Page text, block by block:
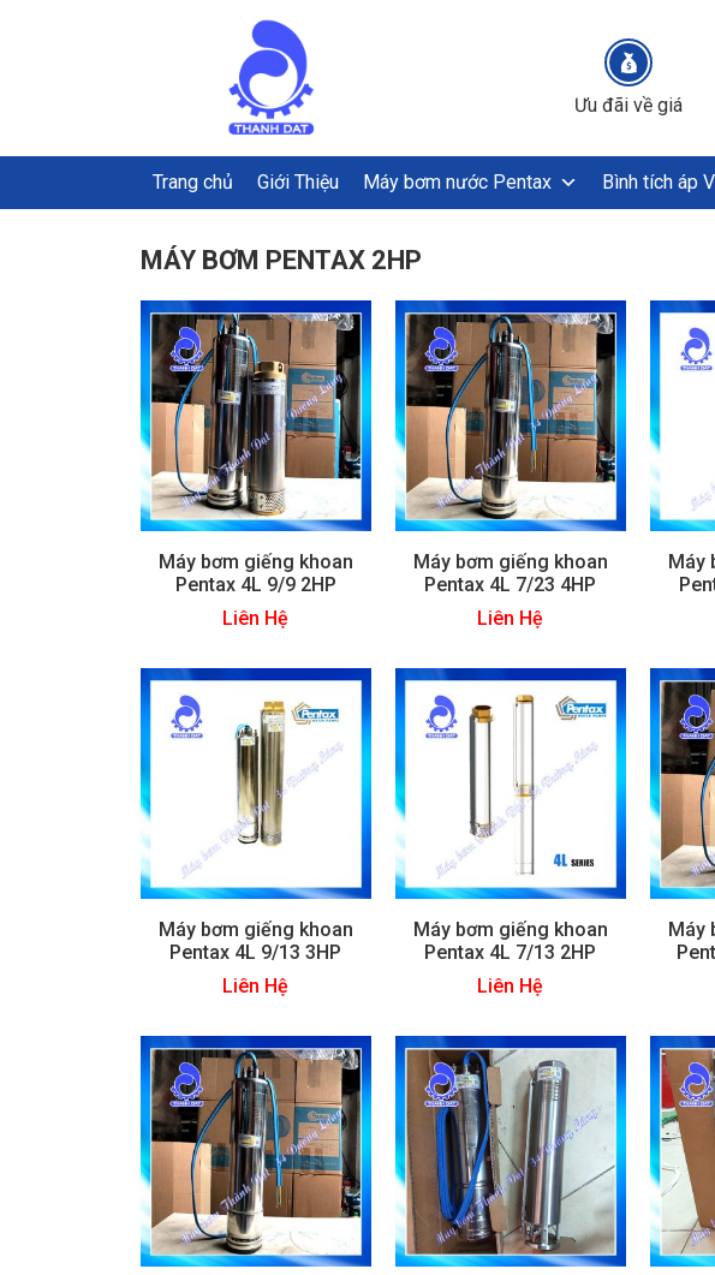
Ưu đãi về giá
Trang chủ Giới Thiệu Máy bơm nước Pentax Bình tích áp
MÁY BƠM PENTAX 2HP
Máy bơm giếng khoan
Pentax 4L 9/9 2HP
Liên Hệ
Máy bơm giếng khoan
Pentax 4L 7/23 4HP
Liên Hệ
Máy
Máy bơm giếng khoan
Pentax 4L 9/13 3HP
Liên Hệ
Máy bơm giếng khoan
Pentax 4L 7/13 2HP
Liên Hệ
Máy